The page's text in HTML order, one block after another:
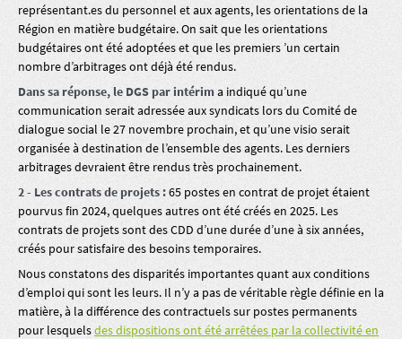
représentant.es du personnel et aux agents, les orientations de la
Région en matière budgétaire. On sait que les orientations
budgétaires ont été adoptées et que les premiers ’un certain
nombre d’arbitrages ont déjà été rendus.
Dans sa réponse, le DGS par intérima indiqué qu’une
communication serait adressée aux syndicats lors du Comité de
dialogue social le 27 novembre prochain, et qu’une visio serait
organisée à destination de l’ensemble des agents. Les derniers
arbitrages devraient être rendus très prochainement.
2 - Les contrats de projets :65 postes en contrat de projet étaient
pourvus fin 2024, quelques autres ont été créés en 2025. Les
contrats de projets sont des CDD d’une durée d’une à six années,
créés pour satisfaire des besoins temporaires.
Nous constatons des disparités importantes quant aux conditions
d’emploi qui sont les leurs. Il n’y a pas de véritable règle définie en la
matière, à la différence des contractuels sur postes permanents
pour lesquelsdes dispositions ont été arrêtées par la collectivité en